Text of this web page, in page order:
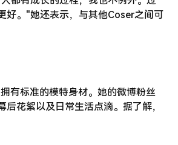
好。"她还表示，与其他Coser之间可
有标准的模特身材。她的微博粉丝
花絮以及日常生活点滴。据了解，